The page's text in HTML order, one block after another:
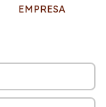
EMPRESA